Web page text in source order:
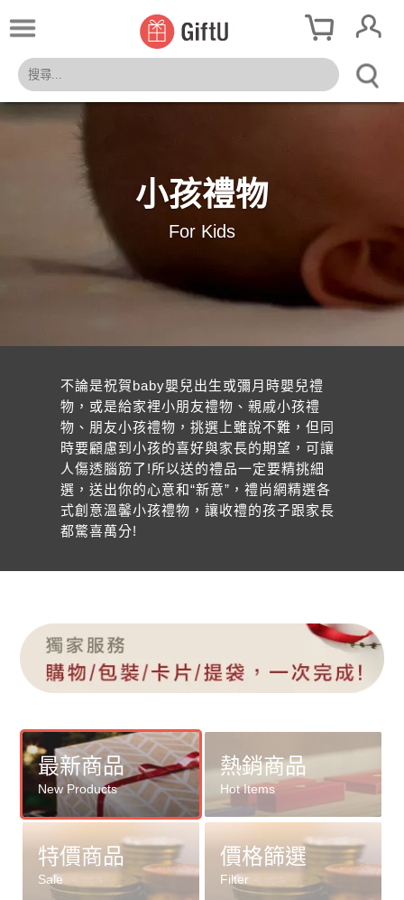
小孩禮物
For Kids
不論是祝賀baby嬰兒出生或彌月時嬰兒禮
物，或是給家裡小朋友禮物、親戚小孩禮
物、朋友小孩禮物，挑選上雖說不難，但同
時要顧慮到小孩的喜好與家長的期望，可讓
人傷透腦筋了!所以送的禮品一定要精挑細
選，送出你的心意和“新意”，禮尚網精選各
式創意溫馨小孩禮物，讓收禮的孩子跟家長
都驚喜萬分!
最新商品
New Products
熱銷商品
Hot Items
特價商品
Sale
價格篩選
Filter